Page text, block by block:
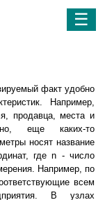
☰
факт удобно
Например,
продавца, места и
еще каких-то
носят название
где n - число
Например, по
всем
В узлах